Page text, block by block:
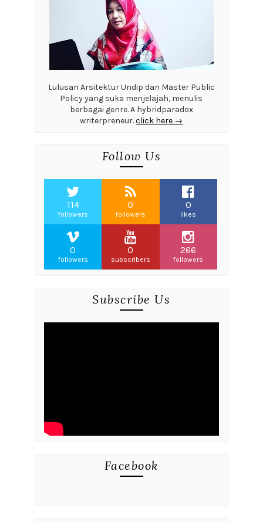
Lulusan Arsitektur Undip dan Master Public
Policy yang suka menjelajah, menulis
berbagai genre. A hybridparadox
writerpreneur.click here →
Follow Us
114
followers
0
followers
0
likes
0
followers
0
subscribers
266
followers
Subscribe Us
Facebook